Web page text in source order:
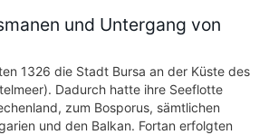
und Untergang von
1326 die Stadt Bursa an der Küste des
Dadurch hatte ihre Seeflotte
zum Bosporus, sämtlichen
und den Balkan. Fortan erfolgten